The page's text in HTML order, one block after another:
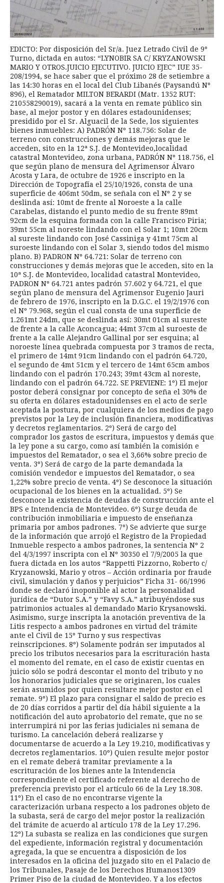
EDICTO: Por disposición del Sr/a. Juez Letrado Civil de 9º
Turno, dictada en autos: “LYNOBIR SA C/ KRYZANOWSKI
MARIO Y OTROS.JUICIO EJECUTIVO. JUICIO EJEC” IUE 35-
208/1994, se hace saber que el próximo 28 de setiembre a
las 14:30 horas en el local del Club Libanés (Paysandú Nº
896), el Rematador MILTON BERARDI (Matr. 1352 RUT:
210558290019), sacará a la venta en remate público sin
base, al mejor postor y en dólares estadounidenses;
presidido por el Sr. Alguacil de la Sede, los siguientes
bienes inmuebles: A) PADRÓN Nº 118.756: Solar de
terreno con construcciones y demás mejoras que le
acceden, sito en la 12ª S.J. de Montevideo,localidad
catastral Montevideo, zona urbana, PADRÓN Nº 118.756, el
que según plano de mensura del Agrimensor Álvaro
Acosta y Lara, de octubre de 1926 e inscripto en la
Dirección de Topografía el 25/10/1926, consta de una
superficie de 406mt 50dm, se señala con el Nº 2 y se
deslinda así: 10mt de frente al Noroeste a la calle
Carabelas, distando el punto medio de su frente 89mt
92cm de la esquina formada con la calle Francisco Piria;
39mt 55cm al noreste lindando con el Solar 1; 10mt 20cm
al sureste lindando con José Cassiniga y 41mt 75cm al
suroeste lindando con el Solar 3, siendo todos del mismo
plano. B) PADRON Nº 64.721: Solar de terreno con
construcciones y demás mejoras que le acceden, sito en la
10ª S.J. de Montevideo, localidad catastral Montevideo,
PADRON Nº 64.721 antes padrón 57.602 y 64.721, el que
según plano de mensura del Agrimensor Eugenio Jauri
de febrero de 1976, inscripto en la D.G.C. el 19/2/1976 con
el Nº 79.968, según el cual consta de una superficie de
1.261mt 24dm, que se deslinda así: 30mt 01cm al sureste
de frente a la calle Aconcagua; 44mt 37cm al suroeste de
frente a la calle Alejandro Gallinal por ser esquina; al
noroeste línea quebrada compuesta por 3 tramos de recta,
el primero de 14mt 91cm lindando con el padrón 64.720,
el segundo de 4mt 51cm y el tercero de 14mt 65cm ambos
lindando con el padrón 170.243; 39mt 43cm al noreste,
lindando con el padrón 64.722. SE PREVIENE: 1º) El mejor
postor deberá consignar por concepto de seña el 30% de
su oferta en dólares estadounidenses en el acto de serle
aceptada la postura, por cualquiera de los medios de pago
previstos por la Ley de inclusión financiera, modificativas
y decretos reglamentarios. 2º) Será de cargo del
comprador los gastos de escritura, impuestos y demás que
la ley pone a su cargo, como así también la comisión e
impuestos del Rematador, o sea el 3,66% sobre precio de
venta. 3º) Será de cargo de la parte demandada la
comisión vendedor e impuestos del Rematador, o sea
1,22% sobre precio de venta. 4º) Se desconoce la situación
ocupacional de los bienes en la actualidad. 5º) Se
desconoce la existencia de deudas de construcción ante el
BPS e Intendencia de Montevideo. 6º) Surge deuda de
contribución inmobiliaria e impuesto de enseñanza
primaria por ambos padrones. 7º) Se advierte que surge
de la información que arrojó el Registro de la Propiedad
Inmueble respecto a ambos padrones, la sentencia Nº 2
del 4/3/1997 inscripta con el Nº 30350 el 7/9/2005 la que
fuera dictada en los autos “Rappetti Pizzorno, Roberto c/
Kryzanowski, Mario y otros – Acción ordinaria por fraude
civil, simulación y daños y perjuicios” Ficha 31- 66/1996
donde se declaró inoponible al actor la personalidad
jurídica de “Dutor S.A.” y “Favy S.A.” atribuyéndose sus
patrimonios actuales al demandado Mario Krysanowski.
Asimismo, surge inscripta la anotación preventiva de la
Litis respecto a ambos padrones en virtud del trámite
ante el Civil de 15º Turno y sus respectivas
reinscripciones. 8º) Solamente podrán ser imputados al
precio los tributos necesarios para la escrituración hasta
el momento del remate, en el caso de existir cuentas en
juicio sólo se podrá descontar el monto del tributo y no
los honorarios judiciales que se originaren, los cuales
serán asumidos por quien resultare mejor postor en el
remate. 9º) El plazo para consignar el saldo de precio es
de 20 días corridos a partir del día hábil siguiente a la
notificación del auto aprobatorio del remate, que no se
interrumpirá ni por las ferias judiciales ni semana de
turismo. La cancelación deberá realizarse y
documentarse de acuerdo a la Ley 19.210, modificativas y
decretos reglamentarios. 10º) Quien resulte mejor postor
en el remate deberá tramitar previamente a la
escrituración de los bienes ante la Intendencia
correspondiente el certificado referente al derecho de
preferencia previsto por el artículo 66 de la Ley 18.308.
11º) En el caso de no encontrarse vigente la
caracterización urbana respecto a los padrones objeto de
la subasta, será de cargo del mejor postor la realización
del trámite de acuerdo al artículo 178 de la Ley 17.296.
12º) La subasta se realiza en las condiciones que surgen
del expediente, información registral y documentación
agregada, la que se encuentra a disposición de los
interesados en la oficina del juzgado sito en el Palacio de
los Tribunales, Pasaje de los Derechos Humanos1309
Primer Piso de la ciudad de Montevideo. Y a los efectos